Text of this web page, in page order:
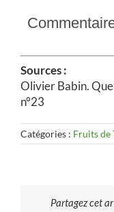
Sources :
Olivier Babin.
n°23
Catégories : Fruits de
Partagez cet